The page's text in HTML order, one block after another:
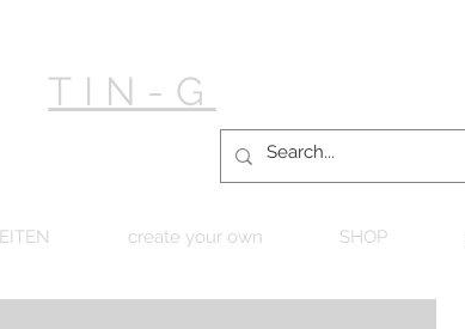
TIN-G
create your own SHOP